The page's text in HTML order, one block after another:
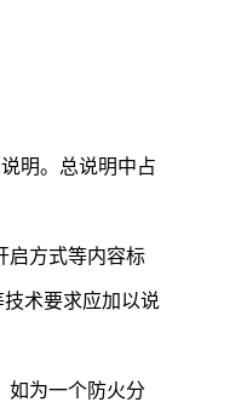
明。总说明中占
启方式等内容标
术要求应加以说
如为一个防火分